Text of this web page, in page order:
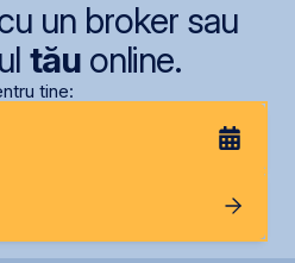
un broker sau
tăuonline.
tine: